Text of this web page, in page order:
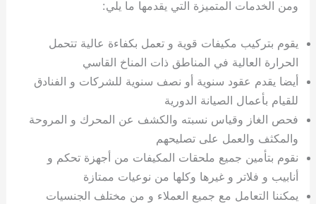
ومن الخدمات المتميزة التي يقدمها ما يلي:
يقوم بتركيب مكيفات قوية و تعمل بكفاءة عالية تتحمل
الحرارة العالية في المناطق ذات المناخ القاسي
أيضا يقدم عقود سنوية أو نصف سنوية للشركات و الفنادق
للقيام بأعمال الصيانة الدورية
فحص الغاز وقياس نسبته والكشف عن المحرك و المروحة
والمكثف والعمل على تصليحهم
نقوم بتأمين جميع ملحقات المكيفات من أجهزة تحكم و
أنابيب و فلاتر و غيرها وكلها من نوعيات ممتازة
يمكننا التعامل مع جميع العملاء و من مختلف الجنسيات